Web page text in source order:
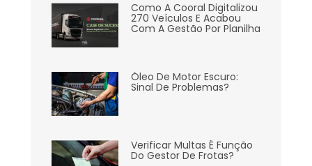
Como A Cooral Digitalizou
270 Veículos E Acabou
Com A Gestão Por Planilha
Óleo De Motor Escuro:
Sinal De Problemas?
Verificar Multas É Função
Do Gestor De Frotas?